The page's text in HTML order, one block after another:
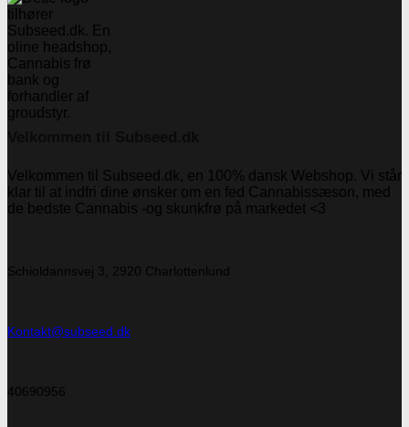
Velkommen til Subseed.dk, en 100% dansk Webshop. Vi står
klar til at indfri dine ønsker om en fed Cannabissæson, med
de bedste Cannabis -og skunkfrø på markedet <3
Schioldannsvej 3, 2920 Charlottenlund
Kontakt@subseed.dk
40690956